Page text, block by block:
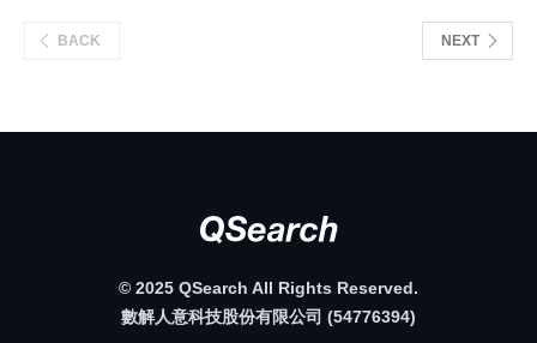
BACK NEXT
© 2025 QSearch All Rights Reserved.
數解人意科技股份有限公司 (54776394)